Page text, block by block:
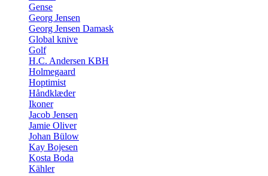
Gense
Georg Jensen
Georg Jensen Damask
Global knive
Golf
H.C. Andersen KBH
Holmegaard
Hoptimist
Håndklæder
Ikoner
Jacob Jensen
Jamie Oliver
Johan Bülow
Kay Bojesen
Kosta Boda
Kähler